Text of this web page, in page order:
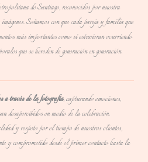
de Santiago, reconocidos por nuestra
Soñamos con que cada pareja y familia que
más importantes como si estuvieran ocurriendo
que se hereden de generación en generación.
a través de la fotografía, capturando emociones,
desapercibidos en medio de la celebración.
y respeto por el tiempo de nuestros clientes,
y comprometido desde el primer contacto hasta la